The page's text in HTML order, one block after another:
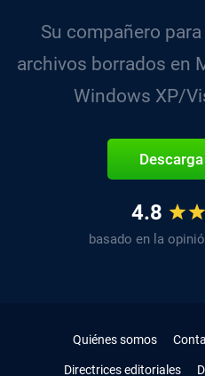
Su compañero
archivos borrados en
Windows XP/
4.8
basado en la
Quiénes somos
Directrices editoriales